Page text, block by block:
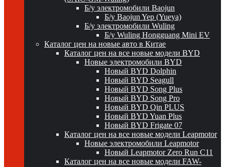
Б/у электромобили Baojun
Б/у Baojun Yep (Yueya)
Б/у электромобили Wuling
Б/у Wuling Hongguang Mini EV
Каталог цен на новые авто в Китае
Каталог цен на все новые модели BYD
Новые электромобили BYD
Новый BYD Dolphin
Новый BYD Seagull
Новый BYD Song Plus
Новый BYD Song Pro
Новый BYD Qin PLUS
Новый BYD Yuan Plus
Новый BYD Frigate 07
Каталог цен на все новые модели Leapmotor
Новые электромобили Leapmotor
Новый Leapmotor Zero Run C11
Каталог цен на все новые модели FAW-